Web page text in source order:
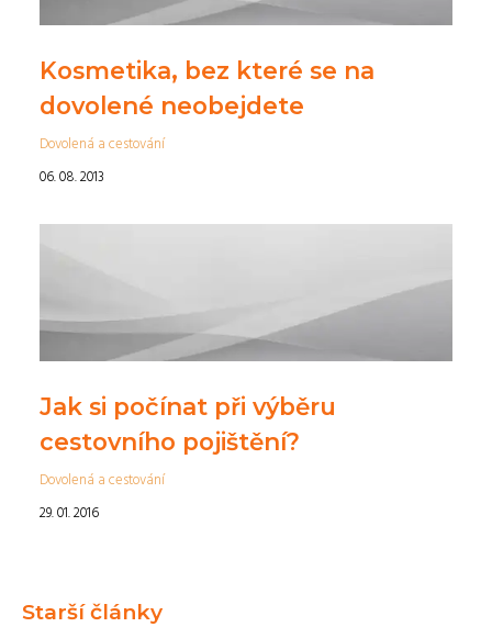
Kosmetika, bez které se na
dovolené neobejdete
Dovolená a cestování
06. 08. 2013
Jak si počínat při výběru
cestovního pojištění?
Dovolená a cestování
29. 01. 2016
Starší články